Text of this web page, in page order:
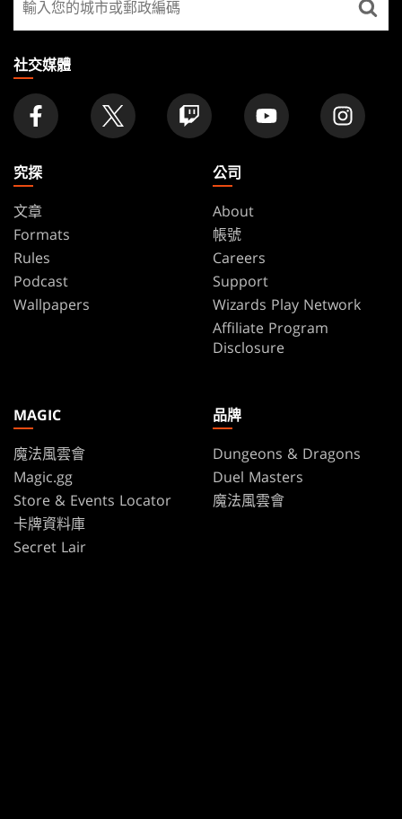
找
家
社交媒體
究探
文章
Formats
Rules
Podcast
Wallpapers
公司
About
帳號
Careers
Support
Wizards Play Network
Affiliate Program
Disclosure
MAGIC
魔法風雲會
Magic.gg
Store & Events Locator
卡牌資料庫
Secret Lair
品牌
Dungeons & Dragons
Duel Masters
魔法風雲會